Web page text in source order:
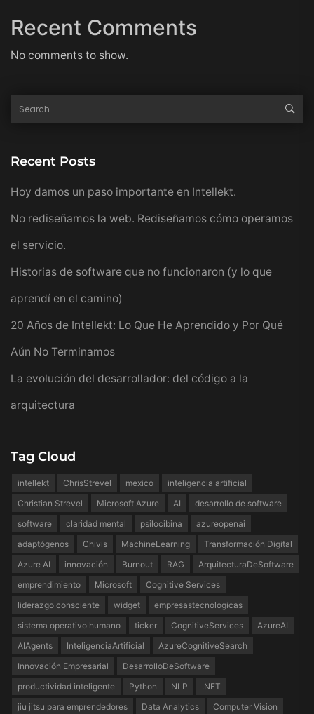
Recent Comments
No comments to show.
Recent Posts
Hoy damos un paso importante en Intellekt.
No rediseñamos la web. Rediseñamos cómo operamos
el servicio.
Historias de software que no funcionaron (y lo que
aprendí en el camino)
20 Años de Intellekt: Lo Que He Aprendido y Por Qué
Aún No Terminamos
La evolución del desarrollador: del código a la
arquitectura
Tag Cloud
intellekt ChrisStrevel mexico
inteligencia artificial
Christian Strevel
Microsoft Azure AI
desarrollo de software
software
claridad mental psilocibina
azureopenai
adaptógenos
Chivis MachineLearning
Transformación Digital
Azure AI
innovación Burnout RAG
ArquitecturaDeSoftware
emprendimiento
Microsoft
Cognitive Services
liderazgo consciente
widget
empresastecnologicas
sistema operativo humano
ticker CognitiveServices
AzureAI
AIAgents
InteligenciaArtificial
AzureCognitiveSearch
Innovación Empresarial
DesarrolloDeSoftware
productividad inteligente
Python NLP
.NET
jiu jitsu para emprendedores
Data Analytics Computer Vision